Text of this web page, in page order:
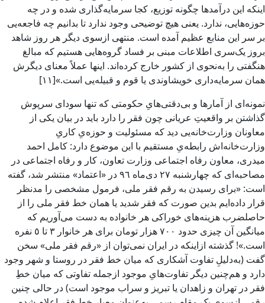
اینکه این درآمدها چگونه توزیع، کجا سرمایه‌گذاری شده و در چه
حوزه‌هایی، ندارد. یعنی هیچ توضیحی وجود ندارد تا بدانیم چه فاجعه‌یی
بر سر این منابع عظیم آمده است. منتهی ازسوی دیگر هر روز شاهد
بروز یک‌سری اطلاعات مبنی بر فساد گروه‌هایی هستیم که مبالغ
هنگفتی را به‌نحوی از کشور خارج کرده‌اند. اینها عملاً معنای دیگرش
همان سرمایه‌داری خویشاوندی یا قوم و قبیله‌یی است.»[۱۱]
نمونه‌ای از آمارها و بی‌دقتی‌هایِ حکومتی که تنها سودای سرپوش
گذاشتن بر واقعیتِ عریانی چون فقر را دارد باید در بیان یکی از
معاونان وزارت‌خانه‌یی دید که مسئولیت و حوزه‌یِ کاری‌ِ
وزارت‌خانه‌‌اش رابطه‌یِ مستقیم با این موضوع دارد: کامل احمد
میدری، معاون رفاه اجتماعی وزارت تعاون، کار و رفاه اجتماعی در
مصاحبه‌ای که چهارشنبه ٢٧ دی‌ماه ٩٦ در «اعتماد» منتشر شد، گفته
است: «برای رسیدن به رقم فقر ملی، فرمول مشخصی را مدنظر
قرار داده‌ایم بدین صورت که فقر شدید یا همان خط فقر ملی را از
حاصلضرب هزینه‌های خوراکی هر خانواده به دست می‌آوریم که
میانگین آن چیزی حدود ٧٠٠ هزار تومان برای هر خانوار ٣ تا ٥ نفره
است.»! گذشته ازاینکه در ایران نمی‌توان از «رقم فقر ملی» سخن
گفت (به‌دلیلِ تفاوت آشکاری که میان خط فقر در روستا و شهر وجود
دارد و هم‌چنین دیگر تفاوت‌هایِ موجود ازجمله تفاوتی که میان خطِ
فقر در تهران و زاهدان یا تبریز و سراب موجود است) در حالی چنین